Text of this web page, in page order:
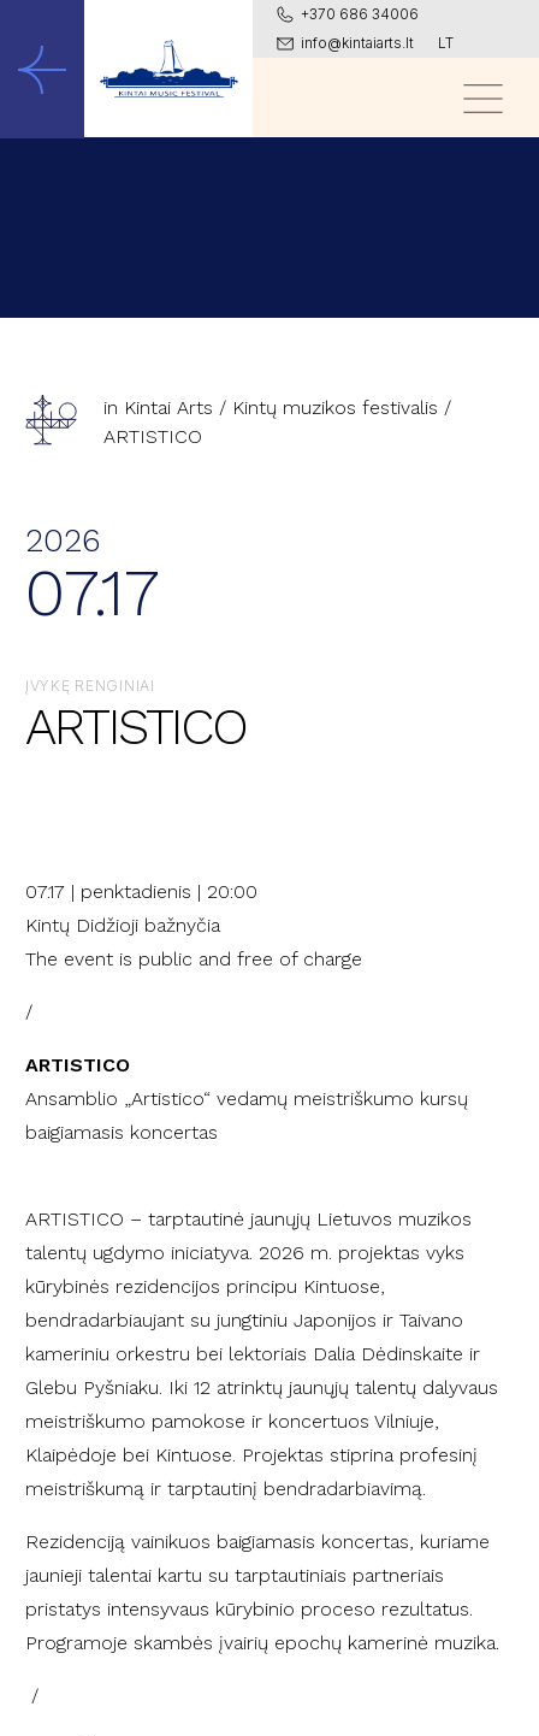
+370 686 34006
info@kintaiarts.lt
LT
in Kintai Arts / Kintų muzikos festivalis /
ARTISTICO
2026
07.17
ĮVYKĘ RENGINIAI
ARTISTICO
07.17 | penktadienis | 20:00
Kintų Didžioji bažnyčia
The event is public and free of charge
/
ARTISTICO
Ansamblio „Artistico“ vedamų meistriškumo kursų
baigiamasis koncertas
ARTISTICO – tarptautinė jaunųjų Lietuvos muzikos
talentų ugdymo iniciatyva. 2026 m. projektas vyks
kūrybinės rezidencijos principu Kintuose,
bendradarbiaujant su jungtiniu Japonijos ir Taivano
kameriniu orkestru bei lektoriais Dalia Dėdinskaite ir
Glebu Pyšniaku. Iki 12 atrinktų jaunųjų talentų dalyvaus
meistriškumo pamokose ir koncertuos Vilniuje,
Klaipėdoje bei Kintuose. Projektas stiprina profesinį
meistriškumą ir tarptautinį bendradarbiavimą.
Rezidenciją vainikuos baigiamasis koncertas, kuriame
jaunieji talentai kartu su tarptautiniais partneriais
pristatys intensyvaus kūrybinio proceso rezultatus.
Programoje skambės įvairių epochų kamerinė muzika.
/